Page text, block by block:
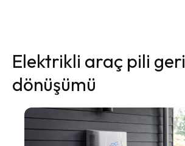
Elektrikli araç pili geri
dönüşümü